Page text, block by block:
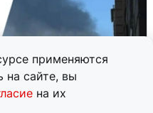
применяются
на сайте, вы
на их